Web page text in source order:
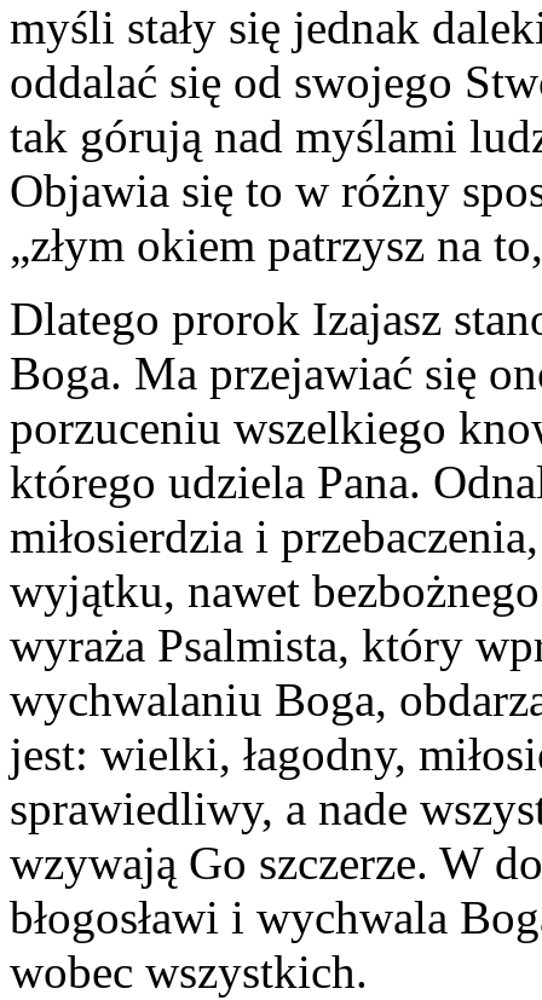
myśli stały się jednak
oddalać się od swojego
tak górują nad myślami
Objawia się to w różny
„złym okiem patrzysz na
Dlatego prorok Izajasz
Boga. Ma przejawiać się
porzuceniu wszelkiego
którego udziela Pana.
miłosierdzia i
wyjątku, nawet
wyraża Psalmista, który
wychwalaniu Boga,
jest: wielki, łagodny,
sprawiedliwy, a nade
wzywają Go szczerze. W
błogosławi i wychwala
wobec wszystkich.